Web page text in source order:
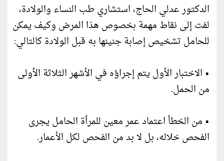
الدكتور عدلي الحاج، استشاري طب النساء والولادة،
لفت إلى نقاط مهمة بخصوص هذا المرض وكيف يمكن
للحامل تشخيص إصابة جنينها به قبل الولادة كالتالي:
• الاختبار الأول يتم إجراؤه في الأشهر الثلاثة الأولى
من الحمل.
• من الخطأ اعتماد عمر معين للمرأة الحامل يجرى
الفحص خلاله، بل لا بد من الفحص لكل الأعمار.